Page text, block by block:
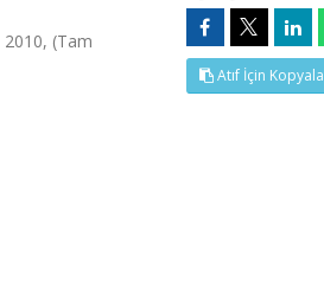
(Tam
Atıf İçin Kopyala